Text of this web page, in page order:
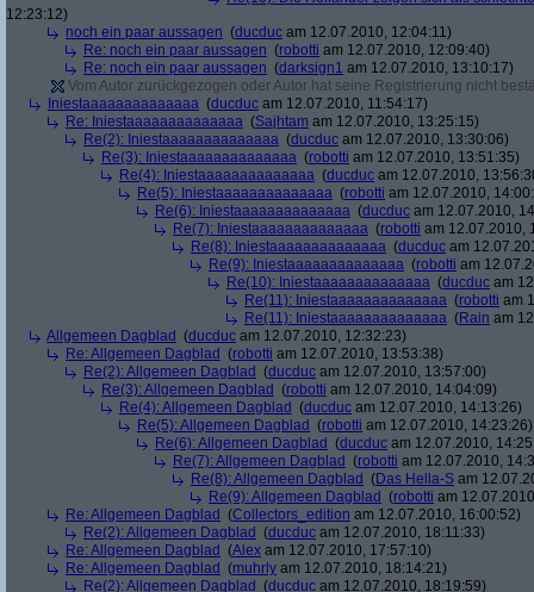
12:23:12)
noch ein paar aussagen (ducduc am 12.07.2010, 12:04:11)
Re: noch ein paar aussagen (robotti am 12.07.2010, 12:09:40)
Re: noch ein paar aussagen (darksign1 am 12.07.2010, 13:10:17)
Vom Autor zurückgezogen oder Autor hat seine Registrierung nicht
Iniestaaaaaaaaaaaaaa (ducduc am 12.07.2010, 11:54:17)
Re: Iniestaaaaaaaaaaaaaa (Sajhtam am 12.07.2010, 13:25:15)
Re(2): Iniestaaaaaaaaaaaaaa (ducduc am 12.07.2010, 13:30:06)
Re(3): Iniestaaaaaaaaaaaaaa (robotti am 12.07.2010, 13:51:35)
Re(4): Iniestaaaaaaaaaaaaaa (ducduc am 12.07.2010,
Re(5): Iniestaaaaaaaaaaaaaa (robotti am 12.07.2010,
Re(6): Iniestaaaaaaaaaaaaaa (ducduc am 12.07.2010,
Re(7): Iniestaaaaaaaaaaaaaa (robotti am 12.07.2010,
Re(8): Iniestaaaaaaaaaaaaaa (ducduc am
Re(9): Iniestaaaaaaaaaaaaaa (robotti am
Re(10): Iniestaaaaaaaaaaaaaa (ducduc am
Re(11): Iniestaaaaaaaaaaaaaa (robotti am
Re(11): Iniestaaaaaaaaaaaaaa (Rain am
Allgemeen Dagblad (ducduc am 12.07.2010, 12:32:23)
Re: Allgemeen Dagblad (robotti am 12.07.2010, 13:53:38)
Re(2): Allgemeen Dagblad (ducduc am 12.07.2010, 13:57:00)
Re(3): Allgemeen Dagblad (robotti am 12.07.2010, 14:04:09)
Re(4): Allgemeen Dagblad (ducduc am 12.07.2010, 14:13:26)
Re(5): Allgemeen Dagblad (robotti am 12.07.2010, 14:23:26)
Re(6): Allgemeen Dagblad (ducduc am 12.07.2010,
Re(7): Allgemeen Dagblad (robotti am 12.07.2010,
Re(8): Allgemeen Dagblad (Das Hella-S am
Re(9): Allgemeen Dagblad (robotti am
Re: Allgemeen Dagblad (Collectors_edition am 12.07.2010, 16:00:52)
Re(2): Allgemeen Dagblad (ducduc am 12.07.2010, 18:11:33)
Re: Allgemeen Dagblad (Alex am 12.07.2010, 17:57:10)
Re: Allgemeen Dagblad (muhrly am 12.07.2010, 18:14:21)
Re(2): Allgemeen Dagblad (ducduc am 12.07.2010, 18:19:59)